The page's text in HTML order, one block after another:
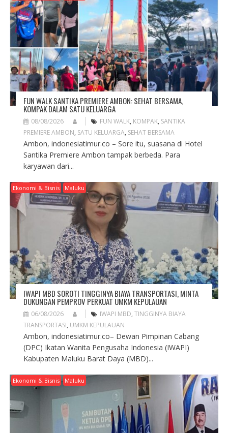
A
T
N
FUN WALK SANTIKA PREMIERE AMBON: SEHAT BERSAMA,
KOMPAK DALAM SATU KELUARGA
08/08/2026 FUN WALK, KOMPAK, SANTIKA
PREMIERE AMBON, SATU KELUARGA, SEHAT BERSAMA
Ambon, indonesiatimur.co – Sore itu, suasana di Hotel
Santika Premiere Ambon tampak berbeda. Para
karyawan dari...
Ekonomi & Bisnis Maluku
IWAPI MBD SOROTI TINGGINYA BIAYA TRANSPORTASI, MINTA
DUKUNGAN PEMPROV PERKUAT UMKM KEPULAUAN
06/08/2026 IWAPI MBD, TINGGINYA BIAYA
TRANSPORTASI, UMKM KEPULAUAN
Ambon, indonesiatimur.co– Dewan Pimpinan Cabang
(DPC) Ikatan Wanita Pengusaha Indonesia (IWAPI)
Kabupaten Maluku Barat Daya (MBD)...
Ekonomi & Bisnis Maluku